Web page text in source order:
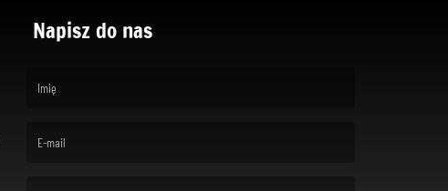
Napisz do nas